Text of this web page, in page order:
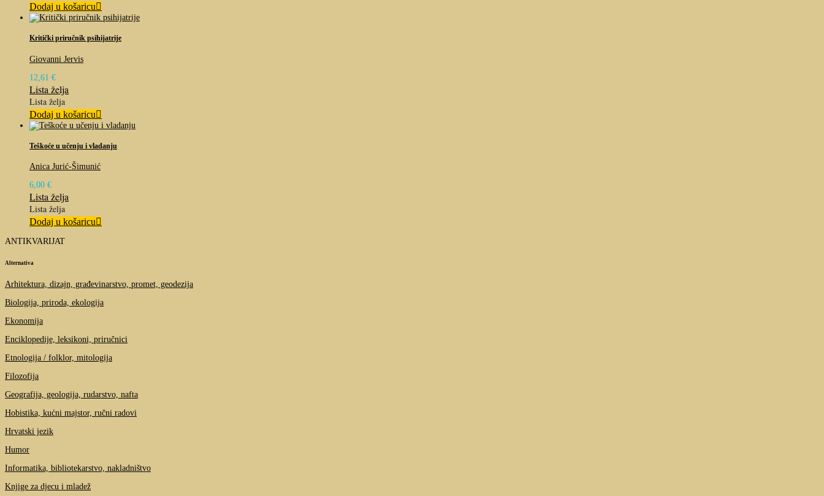
Dodaj u košaricu
Kritički priručnik psihijatrije
Giovanni Jervis
12,61 €
Lista želja
Lista želja
Dodaj u košaricu
Teškoće u učenju i vladanju
Anica Jurić-Šimunić
6,00 €
Lista želja
Lista želja
Dodaj u košaricu
ANTIKVARIJAT
Alternativa
Arhitektura, dizajn, građevinarstvo, promet, geodezija
Biologija, priroda, ekologija
Ekonomija
Enciklopedije, leksikoni, priručnici
Etnologija / folklor, mitologija
Filozofija
Geografija, geologija, rudarstvo, nafta
Hobistika, kućni majstor, ručni radovi
Hrvatski jezik
Humor
Informatika, bibliotekarstvo, nakladništvo
Knjige za djecu i mladež